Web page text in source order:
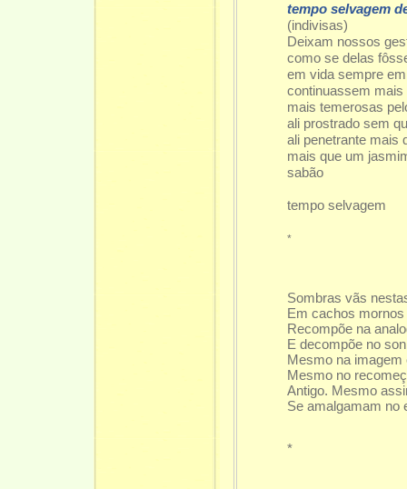
tempo selvagem
(indivisas)
Deixam nossos
como se delas
em vida sempre
continuassem mais
mais temerosas
ali prostrado sem
ali penetrante mais
mais que um
sabão
tempo selvagem
*
Sombras vãs
Em cachos
Recompõe na
E decompõe no
Mesmo na
Mesmo no
Antigo. Mesmo
Se amalgamam no
*